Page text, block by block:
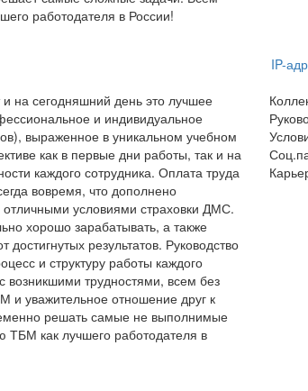
работодателя в России!
IP-
на сегодняшний день это лучшее
и индивидуальное
выраженное в уникальном учебном
как в первые дни работы, так и на
каждого сотрудника. Оплата труда
вовремя, что дополнено
условиями страховки ДМС.
хорошо зарабатывать, а также
результатов. Руководство
и структуру работы каждого
возникшими трудностями, всем без
и уважительное отношение друг к
решать самые не выполнимые
как лучшего работодателя в